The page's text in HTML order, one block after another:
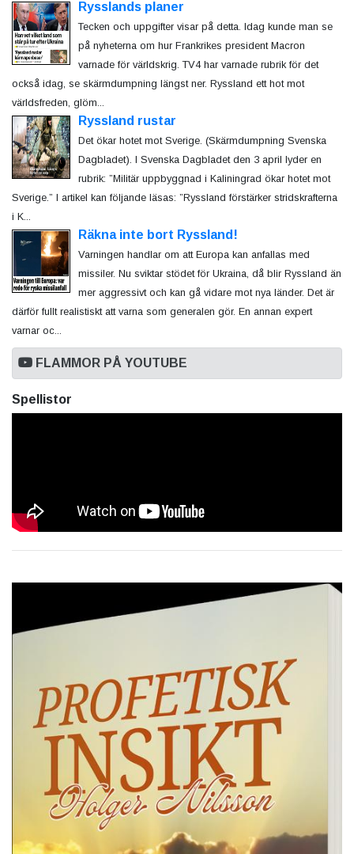
Rysslands planer
Tecken och uppgifter visar på detta. Idag kunde man se
på nyheterna om hur Frankrikes president Macron
varnade för världskrig. TV4 har varnade rubrik för det
också idag, se skärmdumpning längst ner. Ryssland ett hot mot
världsfreden, glöm...
Ryssland rustar
Det ökar hotet mot Sverige. (Skärmdumpning Svenska
Dagbladet). I Svenska Dagbladet den 3 april lyder en
rubrik: ”Militär uppbyggnad i Kaliningrad ökar hotet mot
Sverige.” I artikel kan följande läsas: ”Ryssland förstärker stridskrafterna
i K...
Räkna inte bort Ryssland!
Varningen handlar om att Europa kan anfallas med
missiler. Nu sviktar stödet för Ukraina, då blir Ryssland än
mer aggressivt och kan gå vidare mot nya länder. Det är
därför fullt realistiskt att varna som generalen gör. En annan expert
varnar oc...
FLAMMOR PÅ YOUTUBE
Spellistor